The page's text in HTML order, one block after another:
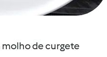
de curgete